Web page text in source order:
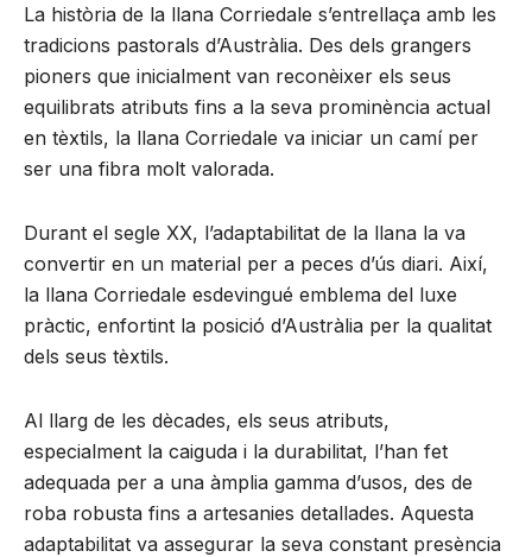
La història de la llana Corriedale s’entrellaça amb les
tradicions pastorals d’Austràlia. Des dels grangers
pioners que inicialment van reconèixer els seus
equilibrats atributs fins a la seva prominència actual
en tèxtils, la llana Corriedale va iniciar un camí per
ser una fibra molt valorada.
Durant el segle XX, l’adaptabilitat de la llana la va
convertir en un material per a peces d’ús diari. Així,
la llana Corriedale esdevingué emblema del luxe
pràctic, enfortint la posició d’Austràlia per la qualitat
dels seus tèxtils.
Al llarg de les dècades, els seus atributs,
especialment la caiguda i la durabilitat, l’han fet
adequada per a una àmplia gamma d’usos, des de
roba robusta fins a artesanies detallades. Aquesta
adaptabilitat va assegurar la seva constant presència